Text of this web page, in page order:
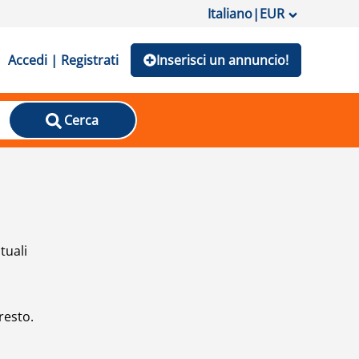
Italiano|EUR
Accedi | Registrati Inserisci un annuncio!
Cerca